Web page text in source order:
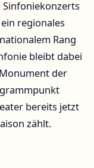
Sinfoniekonzerts
regionales
Rang
bleibt dabei
der
bereits jetzt
zählt.